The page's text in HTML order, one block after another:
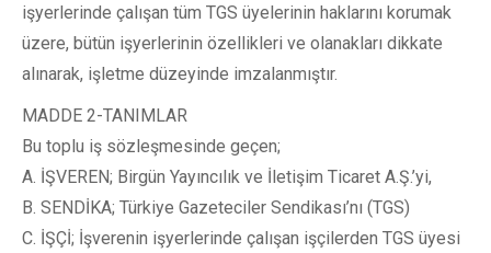
işyerlerinde çalışan tüm TGS üyelerinin haklarını korumak
üzere, bütün işyerlerinin özellikleri ve olanakları dikkate
alınarak, işletme düzeyinde imzalanmıştır.
MADDE 2-TANIMLAR
Bu toplu iş sözleşmesinde geçen;
A. İŞVEREN; Birgün Yayıncılık ve İletişim Ticaret A.Ş.’yi,
B. SENDİKA; Türkiye Gazeteciler Sendikası’nı (TGS)
C. İŞÇİ; İşverenin işyerlerinde çalışan işçilerden TGS üyesi